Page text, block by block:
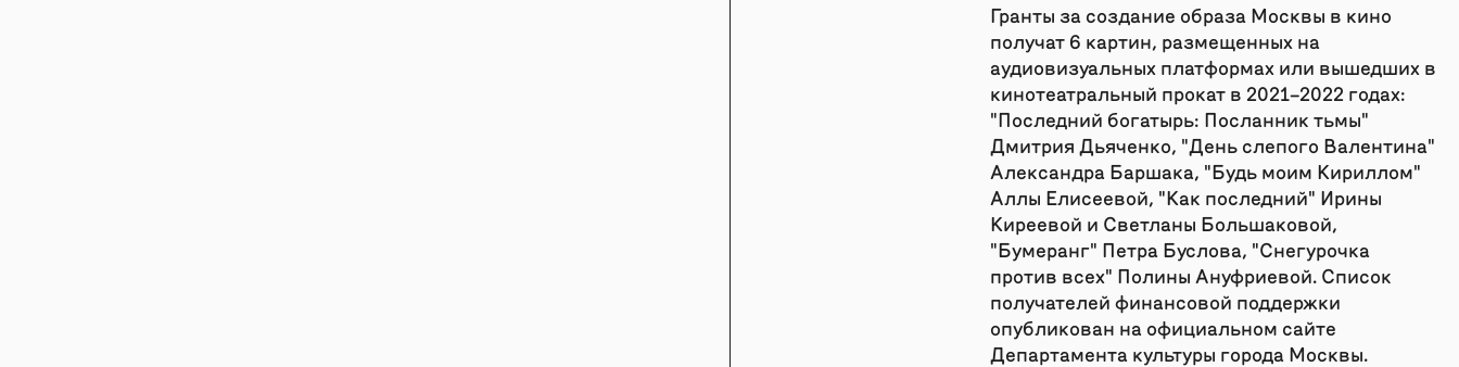
Гранты за создание образа Москвы в кино
получат 6 картин, размещенных на
аудиовизуальных платформах или вышедших в
кинотеатральный прокат в 2021–2022 годах:
"Последний богатырь: Посланник тьмы"
Дмитрия Дьяченко, "День слепого Валентина"
Александра Баршака, "Будь моим Кириллом"
Аллы Елисеевой, "Как последний" Ирины
Киреевой и Светланы Большаковой,
"Бумеранг" Петра Буслова, "Снегурочка
против всех" Полины Ануфриевой. Список
получателей финансовой поддержки
опубликован на официальном сайте
Департамента культуры города Москвы.